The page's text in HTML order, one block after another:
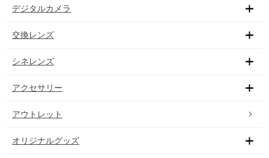
デジタルカメラ
交換レンズ
シネレンズ
アクセサリー
アウトレット
オリジナルグッズ